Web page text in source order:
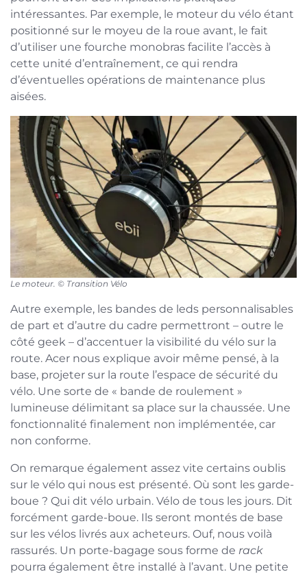
intéressantes. Par exemple, le moteur du vélo étant
positionné sur le moyeu de la roue avant, le fait
d’utiliser une fourche monobras facilite l’accès à
cette unité d’entraînement, ce qui rendra
d’éventuelles opérations de maintenance plus
aisées.
Le moteur. © Transition Vélo
Autre exemple, les bandes de leds personnalisables
de part et d’autre du cadre permettront – outre le
côté geek – d’accentuer la visibilité du vélo sur la
route. Acer nous explique avoir même pensé, à la
base, projeter sur la route l’espace de sécurité du
vélo. Une sorte de « bande de roulement »
lumineuse délimitant sa place sur la chaussée. Une
fonctionnalité finalement non implémentée, car
non conforme.
On remarque également assez vite certains oublis
sur le vélo qui nous est présenté. Où sont les garde-
boue ? Qui dit vélo urbain. Vélo de tous les jours. Dit
forcément garde-boue. Ils seront montés de base
sur les vélos livrés aux acheteurs. Ouf, nous voilà
rassurés. Un porte-bagage sous forme de rack
pourra également être installé à l’avant. Une petite